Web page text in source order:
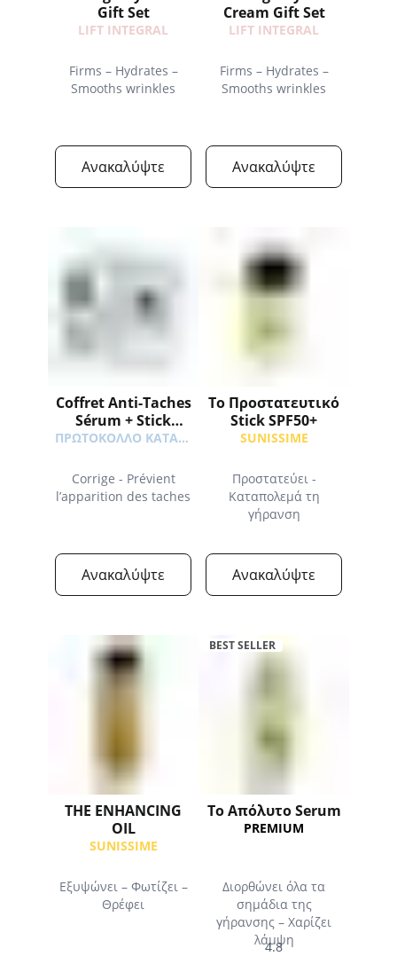
Gift Set
LIFT INTEGRAL
Firms – Hydrates –
Smooths wrinkles
Ανακαλύψτε
Cream Gift Set
LIFT INTEGRAL
Firms – Hydrates –
Smooths wrinkles
Ανακαλύψτε
Coffret Anti-Taches
Sérum + Stick
Solaire SPF50+ ΠΡΩΤΟΚΟΛΛΟ ΚΑΤΑ ΤΩΝ ΚΗΛΙΔΩΝ
Corrige - Prévient
l’apparition des taches
Ανακαλύψτε
Το Προστατευτικό
Stick SPF50+
SUNISSIME
Προστατεύει -
Καταπολεμά τη
γήρανση
Ανακαλύψτε
THE ENHANCING
OIL
SUNISSIME
Εξυψώνει – Φωτίζει –
Θρέφει
BEST SELLER
Το Απόλυτο Serum
PREMIUM
Διορθώνει όλα τα
σημάδια της
γήρανσης – Χαρίζει
λάμψη
4.8